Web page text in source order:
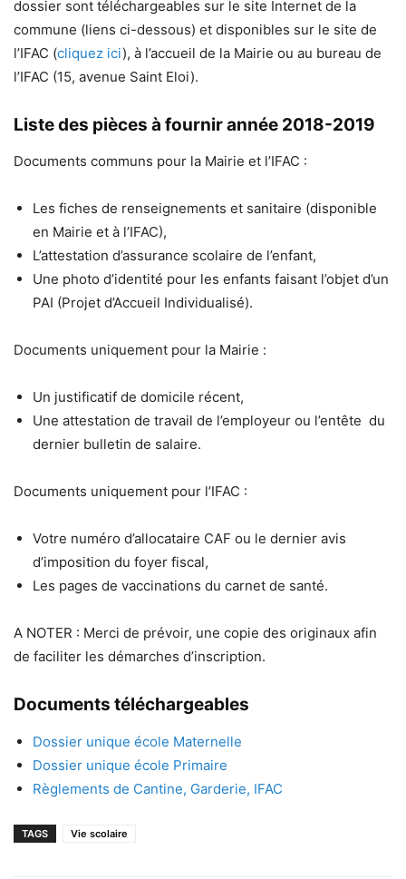
dossier sont téléchargeables sur le site Internet de la
commune (liens ci-dessous) et disponibles sur le site de
l’IFAC (cliquez ici), à l’accueil de la Mairie ou au bureau de
l’IFAC (15, avenue Saint Eloi).
Liste des pièces à fournir année 2018-2019
Documents communs pour la Mairie et l’IFAC :
Les fiches de renseignements et sanitaire (disponible
en Mairie et à l’IFAC),
L’attestation d’assurance scolaire de l’enfant,
Une photo d’identité pour les enfants faisant l’objet d’un
PAI (Projet d’Accueil Individualisé).
Documents uniquement pour la Mairie :
Un justificatif de domicile récent,
Une attestation de travail de l’employeur ou l’entête du
dernier bulletin de salaire.
Documents uniquement pour l’IFAC :
Votre numéro d’allocataire CAF ou le dernier avis
d’imposition du foyer fiscal,
Les pages de vaccinations du carnet de santé.
A NOTER : Merci de prévoir, une copie des originaux afin
de faciliter les démarches d’inscription.
Documents téléchargeables
Dossier unique école Maternelle
Dossier unique école Primaire
Règlements de Cantine, Garderie, IFAC
TAGS Vie scolaire